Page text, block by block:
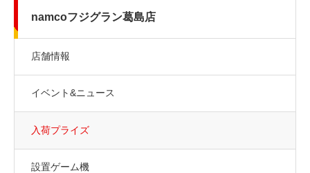
namcoフジグラン葛島店
店舗情報
イベント&ニュース
入荷プライズ
設置ゲーム機